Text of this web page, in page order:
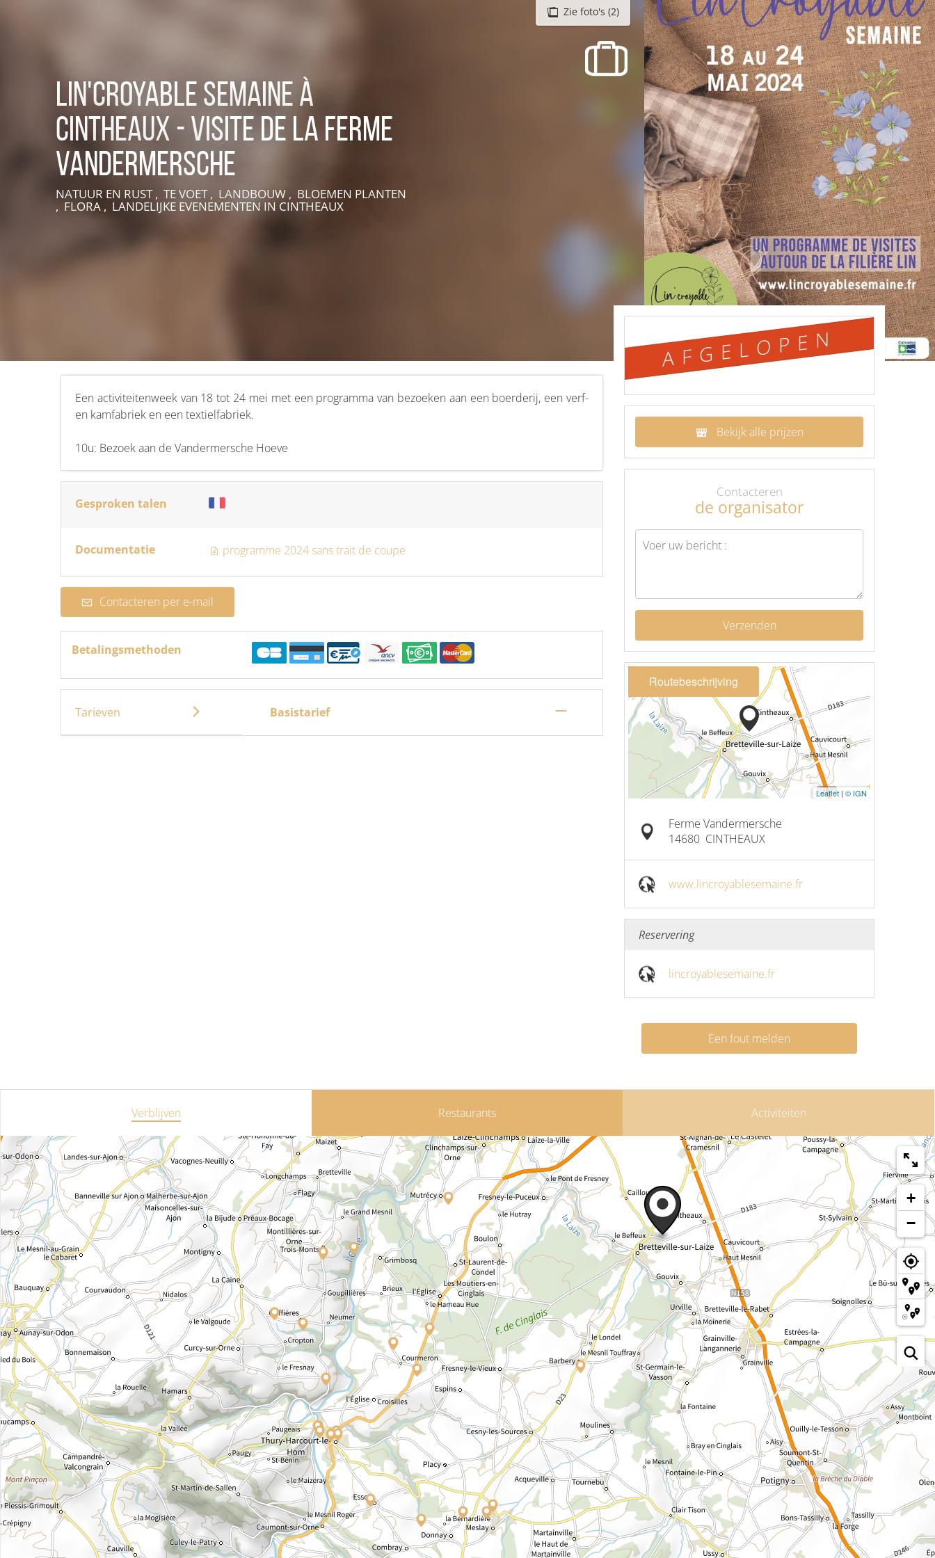
recherche des lumières disparues
Lokale verenigingen
VIVEZ UNE EXPÉRIENCE EN SUISSE NORMANDE
Zie foto's (2)
Lin'croyable semaine à
Cintheaux - Visite de la Ferme
Vandermersche
NATUUR EN RUST , TE VOET , LANDBOUW , BLOEMEN PLANTEN
, FLORA , LANDELIJKE EVENEMENTEN IN CINTHEAUX
Een activiteitenweek van 18 tot 24 mei met een programma van bezoeken aan een boerderij, een verf-
en kamfabriek en een textielfabriek.
10u: Bezoek aan de Vandermersche Hoeve
Gesproken talen
Documentatie programme 2024 sans trait de coupe
Contacteren per e-mail
Betalingsmethoden
Tarieven Basistarief —
AFGELOPEN
Bekijk alle prijzen
Contacteren
de organisator
Verzenden
Routebeschrijving
Leaflet | © IGN
Ferme Vandermersche
14680 CINTHEAUX
www.lincroyablesemaine.fr
Reservering
lincroyablesemaine.fr
Een fout melden
Verblijven Restaurants Activiteiten
+
−